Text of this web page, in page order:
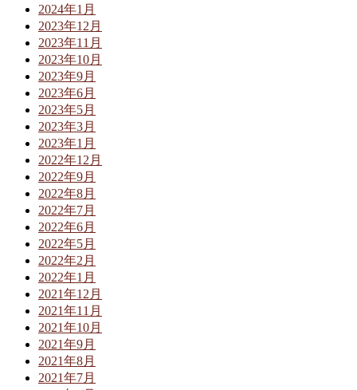
2024年1月
2023年12月
2023年11月
2023年10月
2023年9月
2023年6月
2023年5月
2023年3月
2023年1月
2022年12月
2022年9月
2022年8月
2022年7月
2022年6月
2022年5月
2022年2月
2022年1月
2021年12月
2021年11月
2021年10月
2021年9月
2021年8月
2021年7月